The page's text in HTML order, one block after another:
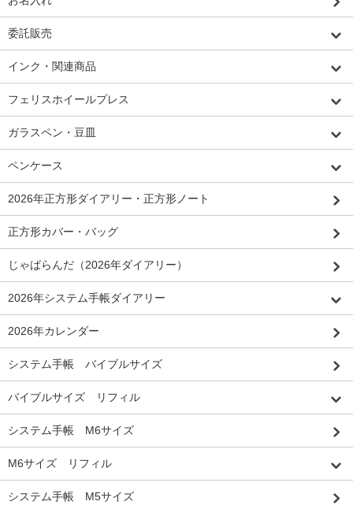
委託販売
インク・関連商品
フェリスホイールプレス
ガラスペン・豆皿
ペンケース
2026年正方形ダイアリー・正方形ノート
正方形カバー・バッグ
じゃばらんだ（2026年ダイアリー）
2026年システム手帳ダイアリー
2026年カレンダー
システム手帳 バイブルサイズ
バイブルサイズ リフィル
システム手帳 M6サイズ
M6サイズ リフィル
システム手帳 M5サイズ